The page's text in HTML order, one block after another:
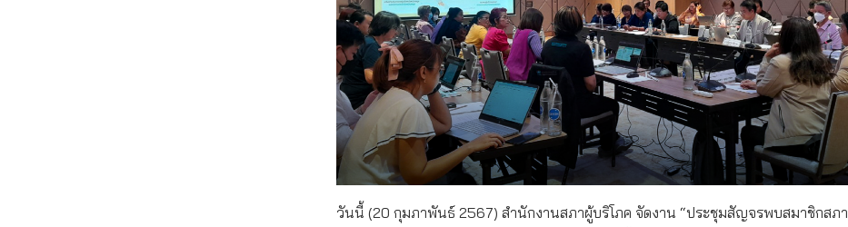
วันนี้ (20 กุมภาพันธ์ 2567) สำนักงานสภาผู้บริโภค จัดงาน “ประชุมสัญจรพบสมาชิกสภา